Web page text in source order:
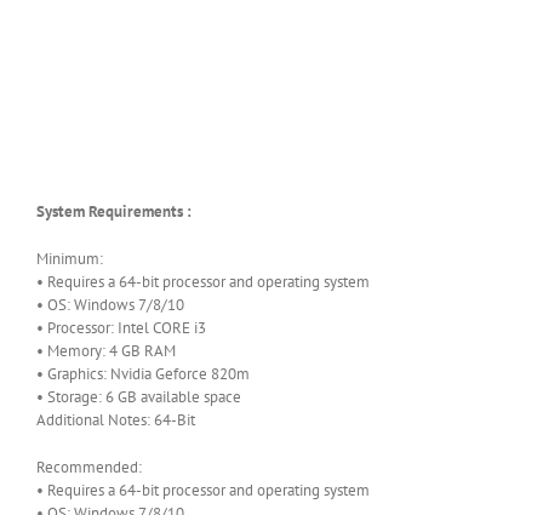
System Requirements :
Minimum:
• Requires a 64-bit processor and operating system
• OS: Windows 7/8/10
• Processor: Intel CORE i3
• Memory: 4 GB RAM
• Graphics: Nvidia Geforce 820m
• Storage: 6 GB available space
Additional Notes: 64-Bit
Recommended:
• Requires a 64-bit processor and operating system